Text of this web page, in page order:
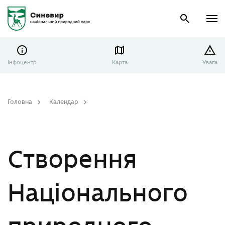
Інфоцентр Карта Увага
Головна
Календар
Створення
Національного